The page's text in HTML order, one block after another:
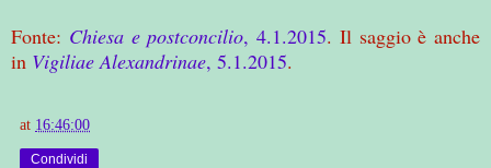
Fonte: Chiesa e postconcilio, 4.1.2015. Il saggio è anche
in Vigiliae Alexandrinae, 5.1.2015.
at 16:46:00
Condividi